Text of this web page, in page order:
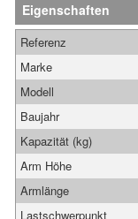
Eigenschaften
Referenz
Marke
Modell
Baujahr
Kapazität (kg)
Arm Höhe
Armlänge
Lastschwerpunkt